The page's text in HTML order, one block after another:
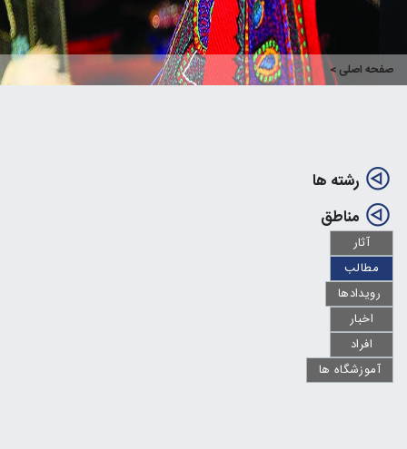
صفحه اصلی>
رشته ها
مناطق
آثار
مطالب
رویدادها
اخبار
افراد
آموزشگاه ها